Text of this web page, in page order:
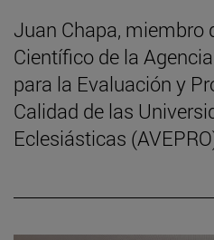
Juan Chapa, miembro
Científico de la
para la Evaluación y
Calidad de las
Eclesiásticas